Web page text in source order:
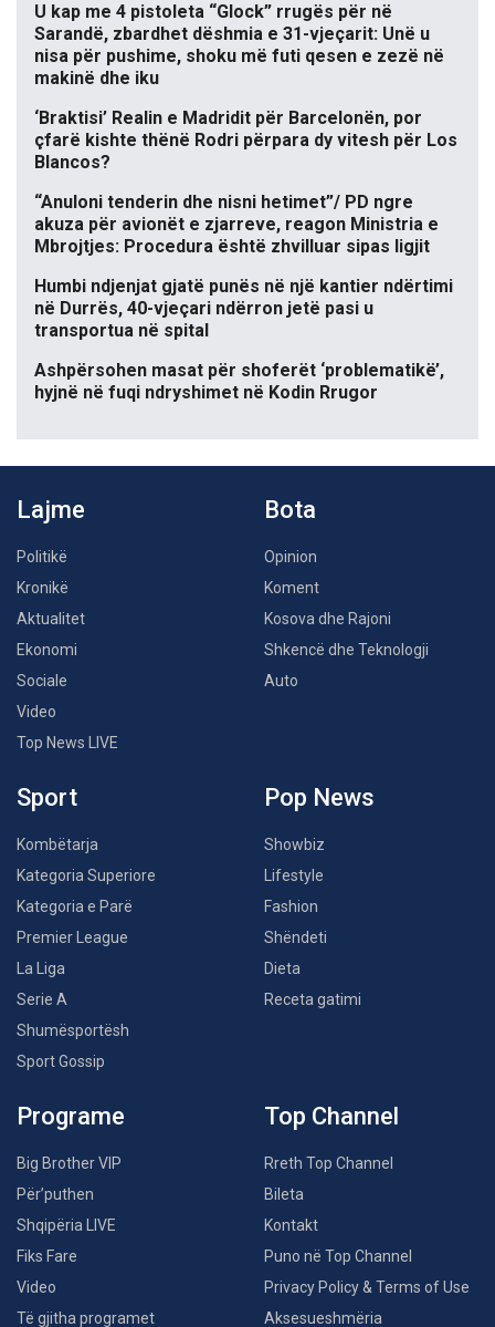
U kap me 4 pistoleta “Glock” rrugës për në
Sarandë, zbardhet dëshmia e 31-vjeçarit: Unë u
nisa për pushime, shoku më futi qesen e zezë në
makinë dhe iku
‘Braktisi’ Realin e Madridit për Barcelonën, por
çfarë kishte thënë Rodri përpara dy vitesh për Los
Blancos?
“Anuloni tenderin dhe nisni hetimet”/ PD ngre
akuza për avionët e zjarreve, reagon Ministria e
Mbrojtjes: Procedura është zhvilluar sipas ligjit
Humbi ndjenjat gjatë punës në një kantier ndërtimi
në Durrës, 40-vjeçari ndërron jetë pasi u
transportua në spital
Ashpërsohen masat për shoferët ‘problematikë’,
hyjnë në fuqi ndryshimet në Kodin Rrugor
Lajme
Politikë
Kronikë
Aktualitet
Ekonomi
Sociale
Video
Top News LIVE
Bota
Opinion
Koment
Kosova dhe Rajoni
Shkencë dhe Teknologji
Auto
Sport
Kombëtarja
Kategoria Superiore
Kategoria e Parë
Premier League
La Liga
Serie A
Shumësportësh
Sport Gossip
Pop News
Showbiz
Lifestyle
Fashion
Shëndeti
Dieta
Receta gatimi
Programe
Big Brother VIP
Për’puthen
Shqipëria LIVE
Fiks Fare
Video
Të gjitha programet
Top Channel
Rreth Top Channel
Bileta
Kontakt
Puno në Top Channel
Privacy Policy & Terms of Use
Aksesueshmëria